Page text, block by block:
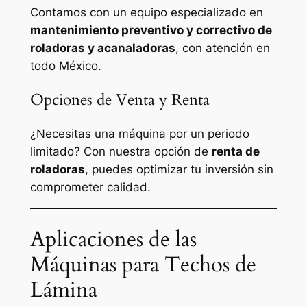
Contamos con un equipo especializado en
mantenimiento preventivo y correctivo de
roladoras y acanaladoras, con atención en
todo México.
Opciones de Venta y Renta
¿Necesitas una máquina por un periodo
limitado? Con nuestra opción de renta de
roladoras, puedes optimizar tu inversión sin
comprometer calidad.
Aplicaciones de las
Máquinas para Techos de
Lámina